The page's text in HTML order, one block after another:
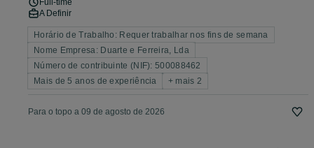
Full-time
A Definir
Horário de Trabalho: Requer trabalhar nos fins de semana
Nome Empresa: Duarte e Ferreira, Lda
Número de contribuinte (NIF): 500088462
Mais de 5 anos de experiência
+ mais 2
Para o topo a 09 de agosto de 2026